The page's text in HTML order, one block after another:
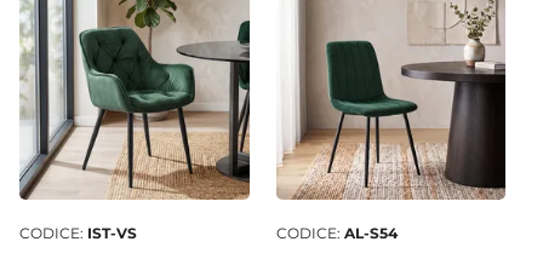
76 cm
Forma
Rotonda
Colore Piano
Bianco
Colore Gambe
CODICE: IST-VS CODICE: AL-S54